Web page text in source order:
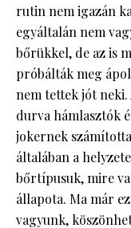
rutin nem igazán
egyáltalán nem
bőrükkel, de az is
próbálták meg
nem tettek jót neki.
durva hámlasztók
jokernek
általában a
bőrtípusuk, mire
állapota. Ma már
vagyunk,